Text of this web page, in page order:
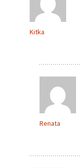
Kitka
Renata